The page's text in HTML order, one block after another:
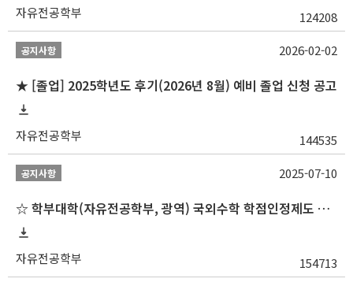
자유전공학부 124208
공지사항
★ [졸업] 2025학년도 후기(2026년 8월) 예비 졸업 신청 공고
자유전공학부 144535
2026-02-02
공지사항
☆ 학부대학(자유전공학부, 광역) 국외수학 학점인정제도 변경 안내(2025-2학기 파견학생부터)
자유전공학부 154713
2025-07-10